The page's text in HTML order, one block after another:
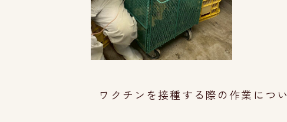
ワクチンを接種する際の作業につ